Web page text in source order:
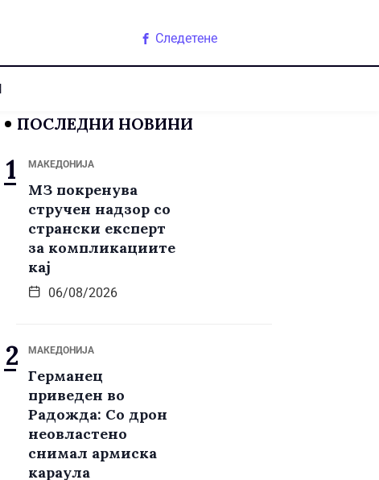
Следетене
ПОСЛЕДНИ НОВИНИ
МАКЕДОНИЈА
МЗ покренува
стручен надзор со
странски експерт
за компликациите
кај
06/08/2026
МАКЕДОНИЈА
Германец
приведен во
Радожда: Со дрон
неовластено
снимал армиска
караула